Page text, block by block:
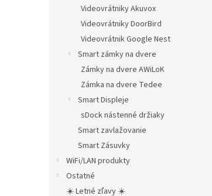
Videovrátniky Akuvox
Videovrátniky DoorBird
Videovrátnik Google Nest
Smart zámky na dvere
Zámky na dvere AWiLoK
Zámka na dvere Tedee
Smart Displeje
sDock nástenné držiaky
Smart zavlažovanie
Smart Zásuvky
WiFi/LAN produkty
Ostatné
☀️ Letné zľavy ☀️